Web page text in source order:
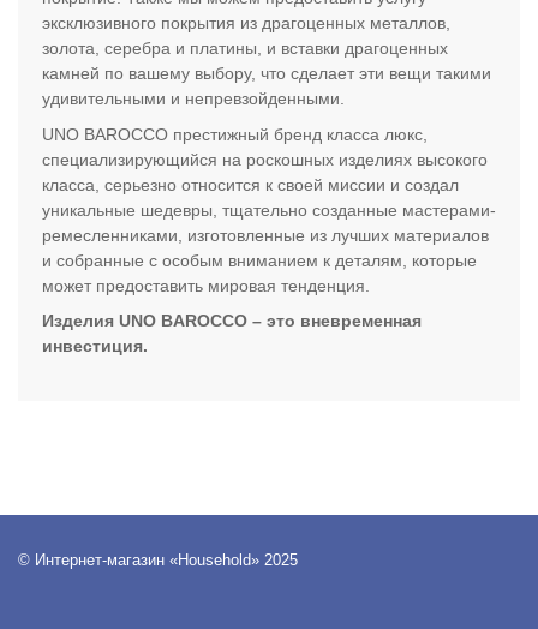
эксклюзивного покрытия из драгоценных металлов,
золота, серебра и платины, и вставки драгоценных
камней по вашему выбору, что сделает эти вещи такими
удивительными и непревзойденными.
UNO BAROCCO престижный бренд класса люкс,
специализирующийся на роскошных изделиях высокого
класса, серьезно относится к своей миссии и создал
уникальные шедевры, тщательно созданные мастерами-
ремесленниками, изготовленные из лучших материалов
и собранные с особым вниманием к деталям, которые
может предоставить мировая тенденция.
Изделия UNO BAROCCO – это вневременная
инвестиция.
© Интернет-магазин «Household» 2025